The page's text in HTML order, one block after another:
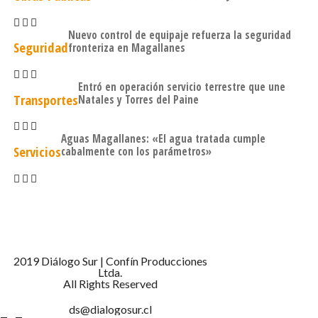
Nueva Zelanda. En tanto, en la mayoría de los otros
países que permiten el voto extranjero, es para las
elecciones locales.
Según señala el mensaje enviado por el Ejecutivo, entre el
año 2017 y el 2024 el padrón electoral extranjero se
incrementó en un 194,4% en nuestro país.
Seguridad
Nuevo control de equipaje refuerza la seguridad
fronteriza en Magallanes
Transportes
Entró en operación servicio terrestre que une
Natales y Torres del Paine
Servicios
Aguas Magallanes: «El agua tratada cumple
cabalmente con los parámetros»
2019 Diálogo Sur | Confín Producciones
Ltda.
All Rights Reserved
ds@dialogosur.cl